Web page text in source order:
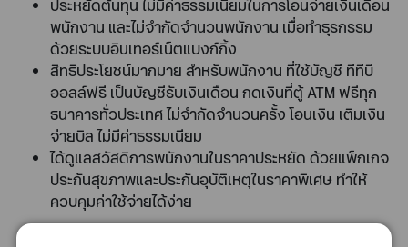
ประหยัดต้นทุน ไม่มีค่าธรรมเนียมในการโอนจ่ายเงินเดือน
พนักงาน และไม่จำกัดจำนวนพนักงาน เมื่อทำธุรกรรม
ด้วยระบบอินเทอร์เน็ตแบงก์กิ้ง
สิทธิประโยชน์มากมาย สำหรับพนักงาน ที่ใช้บัญชี ทีทีบี
ออลล์ฟรี เป็นบัญชีรับเงินเดือน กดเงินที่ตู้ ATM ฟรีทุก
ธนาคารทั่วประเทศ ไม่จำกัดจำนวนครั้ง โอนเงิน เติมเงิน
จ่ายบิล ไม่มีค่าธรรมเนียม
ได้ดูแลสวัสดิการพนักงานในราคาประหยัด ด้วยแพ็กเกจ
ประกันสุขภาพและประกันอุบัติเหตุในราคาพิเศษ ทำให้
ควบคุมค่าใช้จ่ายได้ง่าย